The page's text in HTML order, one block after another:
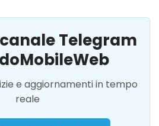
Telegram
e aggiornamenti in tempo
reale